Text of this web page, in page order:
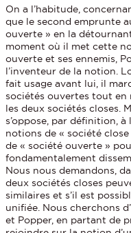
On a l’habitude,
que le second emprunte
ouverte » en la
moment où il met cette
ouverte et ses ennemis,
l’inventeur de la notion.
fait usage avant lui, il
sociétés ouvertes tout
les deux sociétés closes.
s’oppose, par définition,
notions de « société
de « société ouverte »
fondamentalement
Nous nous demandons,
deux sociétés closes
similaires et s’il est
unifiée. Nous cherchons
et Popper, en partant de